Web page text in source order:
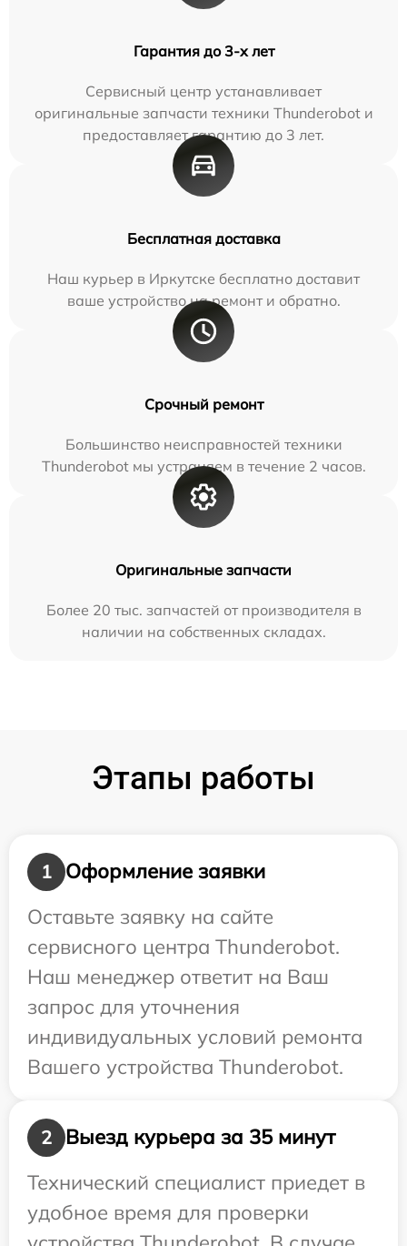
Гарантия до 3-х лет
Сервисный центр устанавливает
оригинальные запчасти техники Thunderobot и
предоставляет гарантию до 3 лет.
Бесплатная доставка
Наш курьер в Иркутске бесплатно доставит
ваше устройство на ремонт и обратно.
Срочный ремонт
Большинство неисправностей техники
Thunderobot мы устраняем в течение 2 часов.
Оригинальные запчасти
Более 20 тыс. запчастей от производителя в
наличии на собственных складах.
Этапы работы
1
Оформление заявки
Оставьте заявку на сайте
сервисного центра Thunderobot.
Наш менеджер ответит на Ваш
запрос для уточнения
индивидуальных условий ремонта
Вашего устройства Thunderobot.
2
Выезд курьера за 35 минут
Технический специалист приедет в
удобное время для проверки